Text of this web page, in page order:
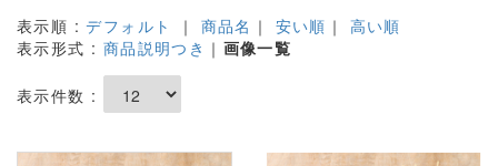
表示順 :デフォルト ｜ 商品名 ｜ 安い順 ｜ 高い順
表示形式 : 商品説明つき ｜ 画像一覧
表示件数 :